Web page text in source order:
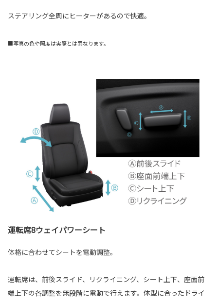
ステアリング全周にヒーターがあるので快適。
■写真の色や照度は実際とは異なります。
運転席8ウェイパワーシート
体格に合わせてシートを電動調整。
運転席は、前後スライド、リクライニング、シート上下、座面前
端上下の各調整を無段階に電動で行えます。体型に合ったドライ